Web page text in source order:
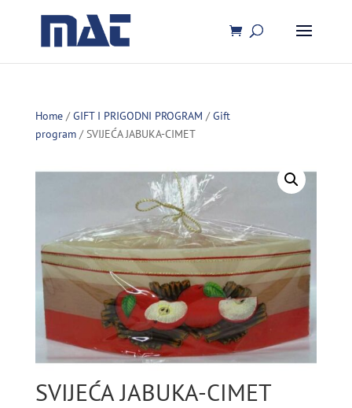
Home/GIFT I PRIGODNI PROGRAM /Gift
program/ SVIJEĆA JABUKA-CIMET
SVIJEĆA JABUKA-CIMET